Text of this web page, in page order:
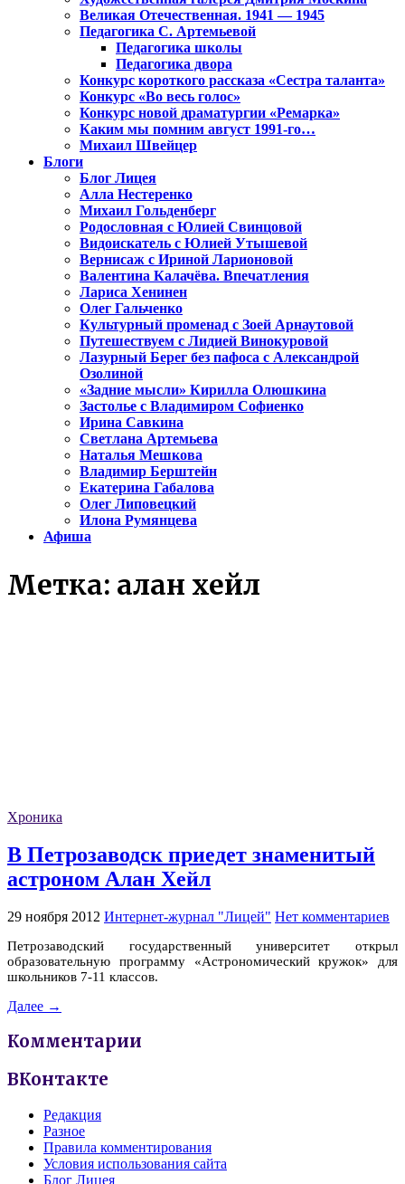
Великая Отечественная. 1941 — 1945
Педагогика С. Артемьевой
Педагогика школы
Педагогика двора
Конкурс короткого рассказа «Сестра таланта»
Конкурс «Во весь голос»
Конкурс новой драматургии «Ремарка»
Каким мы помним август 1991-го…
Михаил Швейцер
Блоги
Блог Лицея
Алла Нестеренко
Михаил Гольденберг
Родословная с Юлией Свинцовой
Видоискатель с Юлией Утышевой
Вернисаж с Ириной Ларионовой
Валентина Калачёва. Впечатления
Лариса Хенинен
Олег Гальченко
Культурный променад с Зоей Арнаутовой
Путешествуем с Лидией Винокуровой
Лазурный Берег без пафоса с Александрой
Озолиной
«Задние мысли» Кирилла Олюшкина
Застолье с Владимиром Софиенко
Ирина Савкина
Светлана Артемьева
Наталья Мешкова
Владимир Берштейн
Екатерина Габалова
Олег Липовецкий
Илона Румянцева
Афиша
Метка: алан хейл
Хроника
В Петрозаводск приедет знаменитый
астроном Алан Хейл
29 ноября 2012 Интернет-журнал "Лицей" Нет комментариев
Петрозаводский государственный университет открыл
образовательную программу «Астрономический кружок» для
школьников 7-11 классов.
Далее →
Комментарии
ВКонтакте
Редакция
Разное
Правила комментирования
Условия использования сайта
Блог Лицея